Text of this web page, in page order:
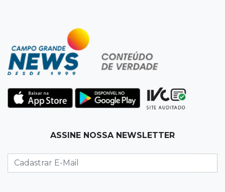
Pantanal reduz desmatamento em 65% e
Cerrado tem queda de 11,5%
17:45 Em Corumbá
banho de sol e leva socos de detento
Vídeo mostra jovem sendo executado com
ASSINE NOSSA NEWSLETTER